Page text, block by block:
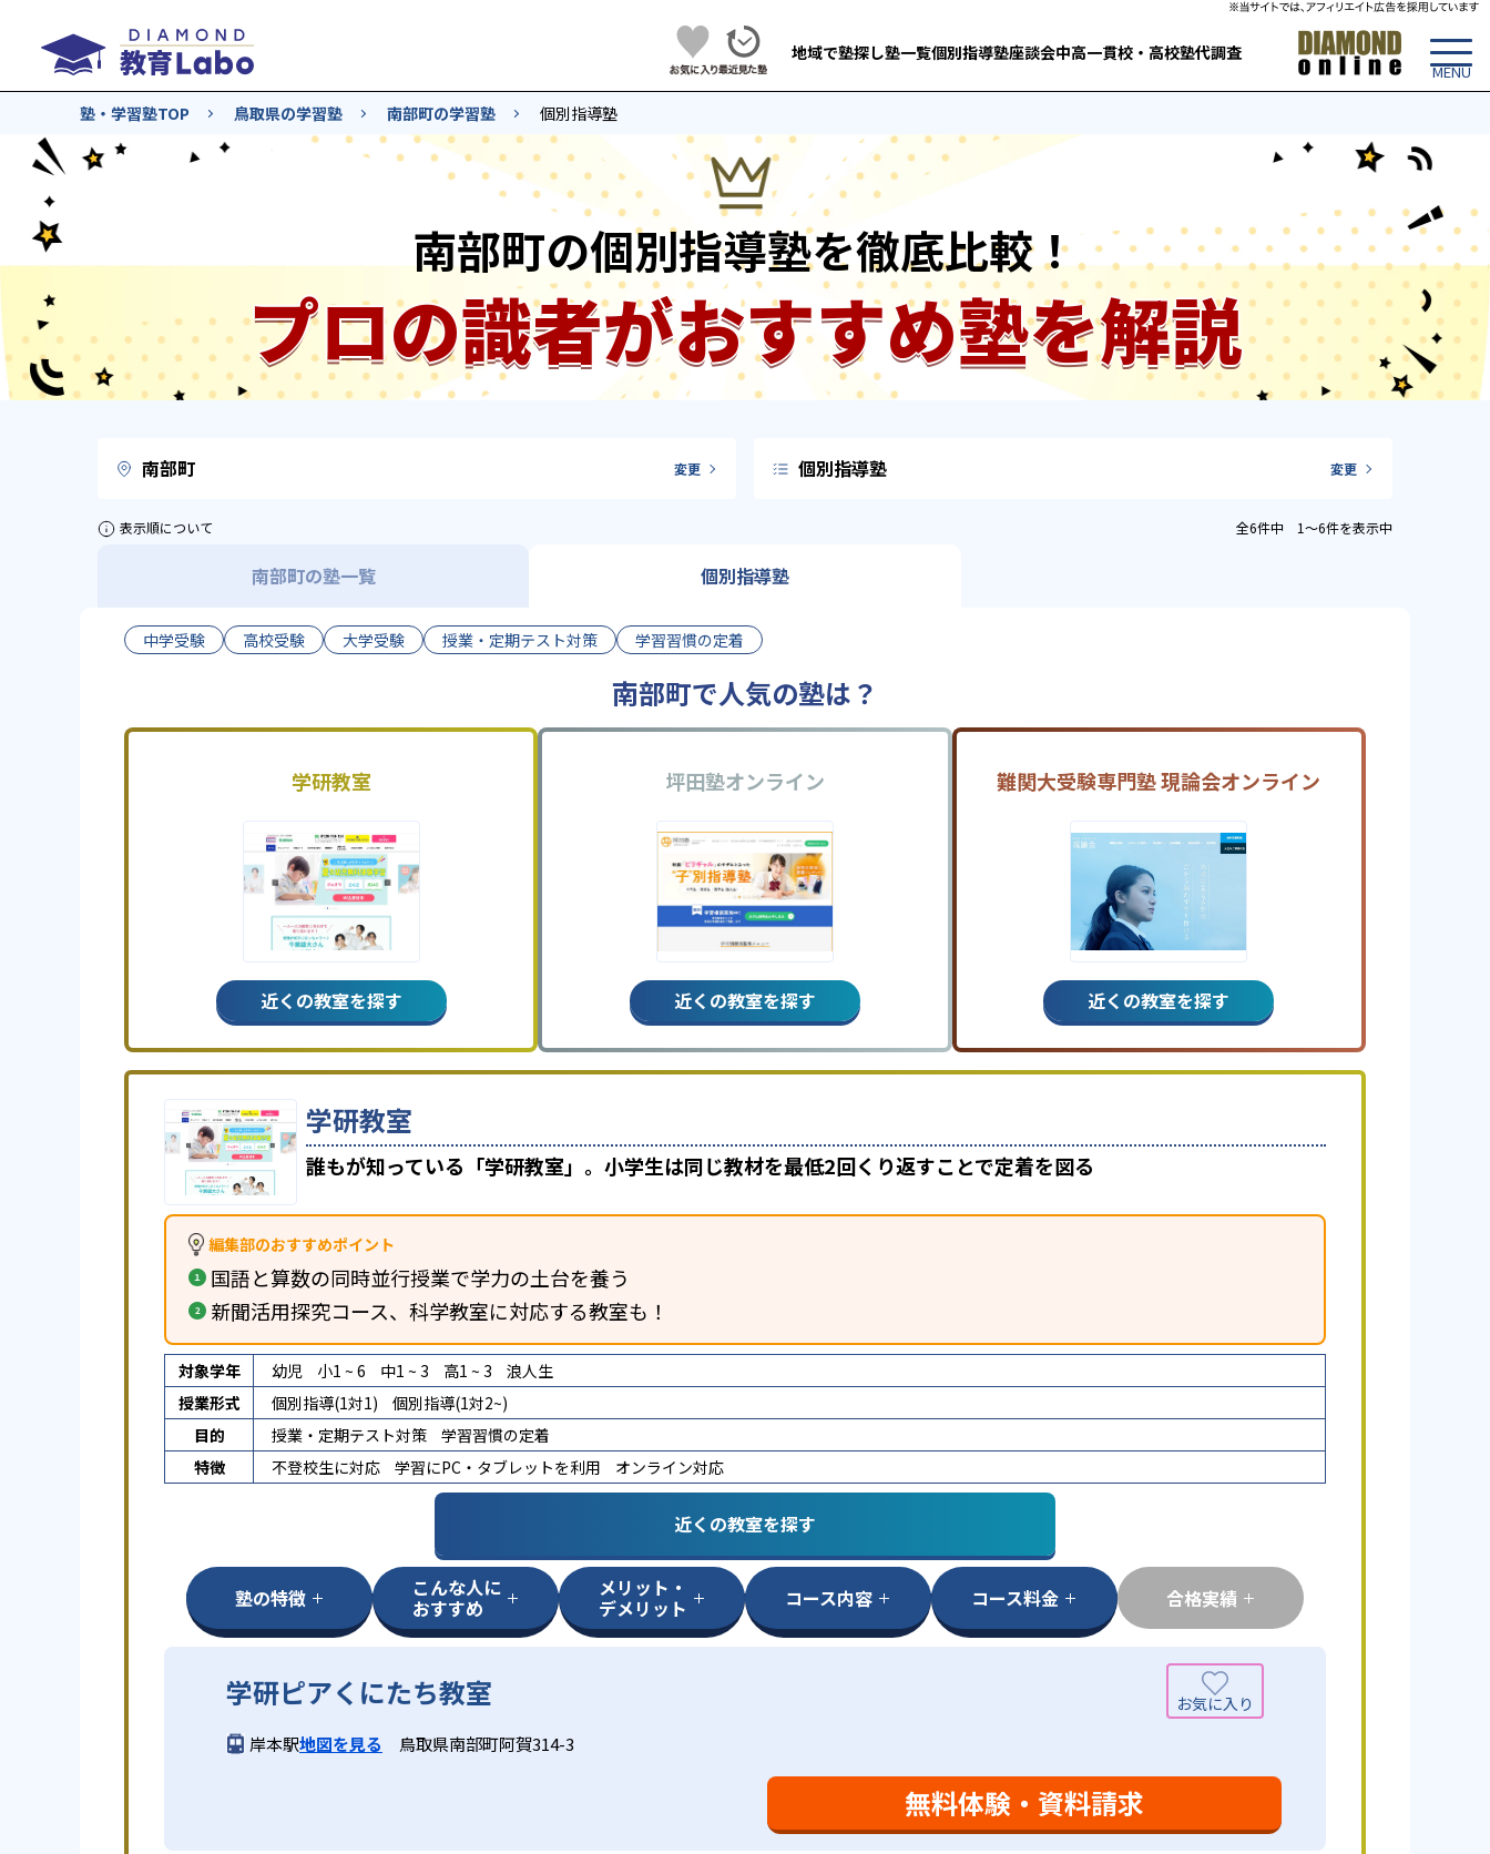
地域で塾探し塾一覧個別指導塾座談会中高一貫校・高校塾代調査
塾・学習塾TOP 鳥取県の学習塾 南部町の学習塾 個別指導塾
南部町の個別指導塾を徹底比較！
プロの識者がおすすめ塾を解説
南部町 変更 個別指導塾 変更
表示順について 全6件中 1〜6件を表示中
南部町の塾一覧 個別指導塾
中学受験 高校受験 大学受験 授業・定期テスト対策 学習習慣の定着
南部町で人気の塾は？
学研教室
近くの教室を探す
坪田塾オンライン
近くの教室を探す
難関大受験専門塾 現論会オンライン
近くの教室を探す
学研教室
誰もが知っている「学研教室」。小学生は同じ教材を最低2回くり返すことで定着を図る
編集部のおすすめポイント
国語と算数の同時並行授業で学力の土台を養う
新聞活用探究コース、科学教室に対応する教室も！
対象学年 幼児 小1 ~ 6 中1 ~ 3 高1 ~ 3
浪人生
授業形式
個別指導(1対1)
個別指導(1対2~)
目的
授業・定期テスト対策
学習習慣の定着
特徴
不登校生に対応 学習にPC・タブレットを利用 オンライン対応
近くの教室を探す
塾の特徴 こんな人に
おすすめ
メリット・
デメリット コース内容 コース料金 合格実績
学研ピアくにたち教室
岸本駅地図を見る 鳥取県南部町阿賀314-3
無料体験・資料請求